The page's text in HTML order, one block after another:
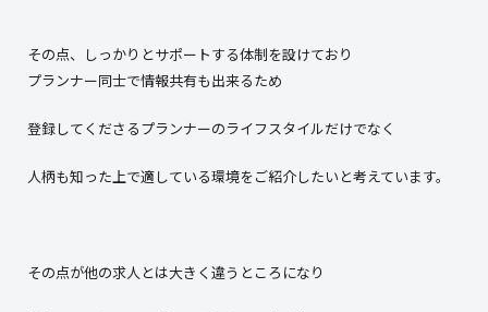
その点、しっかりとサポートする体制を設けており
プランナー同士で情報共有も出来るため
登録してくださるプランナーのライフスタイルだけでなく
人柄も知った上で適している環境をご紹介したいと考えています。
その点が他の求人とは大きく違うところになり